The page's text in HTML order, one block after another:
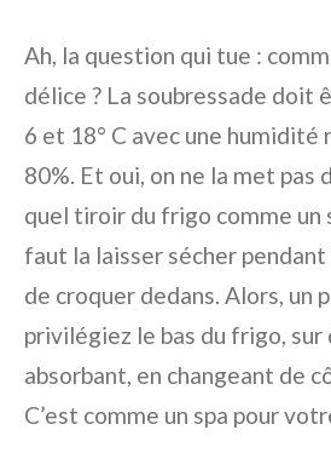
Ah, la question qui tue :
délice ? La soubressade doit
6 et 18° C avec une humidité
80%. Et oui, on ne la met pas
quel tiroir du frigo comme un
faut la laisser sécher
de croquer dedans. Alors, un
privilégiez le bas du frigo, sur
absorbant, en changeant de
C’est comme un spa pour